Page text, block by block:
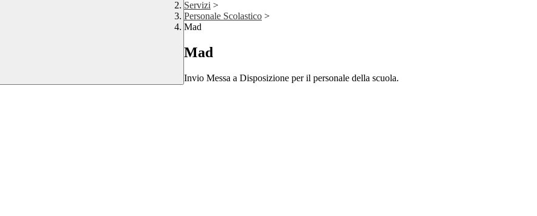
Servizi >
Personale Scolastico >
Mad
Mad
Invio Messa a Disposizione per il personale della scuola.